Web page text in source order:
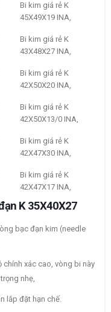
Bi kim giá rẻ K
45X49X19 INA,
Bi kim giá rẻ K
43X48X27 INA,
Bi kim giá rẻ K
42X50X20 INA,
Bi kim giá rẻ K
42X50X13/0 INA,
Bi kim giá rẻ K
42X47X30 INA,
Bi kim giá rẻ K
42X47X17 INA,
K 35X40X27
bạc đạn kim (needle
xác cao, vòng bi này
nhẹ,
lắp đặt hạn chế.